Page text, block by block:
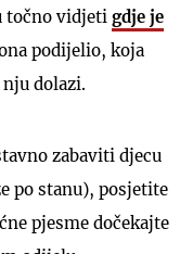
točno vidjeti gdje je
podijelio, koja
dolazi.
zabaviti djecu
po stanu), posjetite
pjesme dočekajte